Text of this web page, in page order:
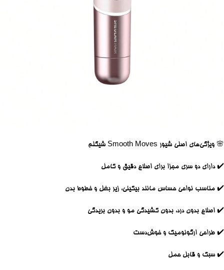
🌸 ویژگی‌های اصلی شیور Smooth Moves شیگلم
✔️ دارای دو سری مجزا برای اصلاح دقیق و کامل
✔️ مناسب نواحی حساس مانند بیکینی، زیر بغل و خطوط بدن
✔️ اصلاح بدون درد، بدون کشیدگی مو و بدون بریدگی
✔️ طراحی ارگونومیک و خوش‌دست
✔️ سبک و قابل حمل